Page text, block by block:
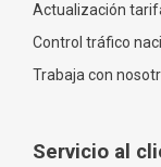
Actualización
Control tráfico
Trabaja con
Servicio al